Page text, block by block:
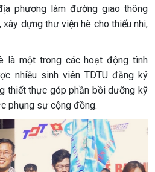
phương làm đường giao thông
xây dựng thư viện hè cho thiếu nhi,
là một trong các hoạt động tình
nhiều sinh viên TDTU đăng ký
thiết thực góp phần bồi dưỡng kỹ
phụng sự cộng đồng.